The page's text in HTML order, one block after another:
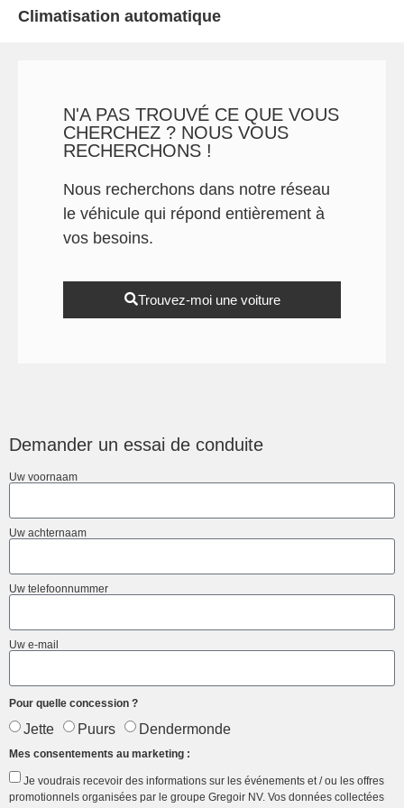
Climatisation automatique
N'A PAS TROUVÉ CE QUE VOUS
CHERCHEZ ? NOUS VOUS
RECHERCHONS !
Nous recherchons dans notre réseau
le véhicule qui répond entièrement à
vos besoins.
Trouvez-moi une voiture
Demander un essai de conduite
Uw voornaam
Uw achternaam
Uw telefoonnummer
Uw e-mail
Pour quelle concession ?
Jette Puurs Dendermonde
Mes consentements au marketing :
Je voudrais recevoir des informations sur les événements et / ou les offres
promotionnels organisées par le groupe Gregoir NV. Vos données collectées